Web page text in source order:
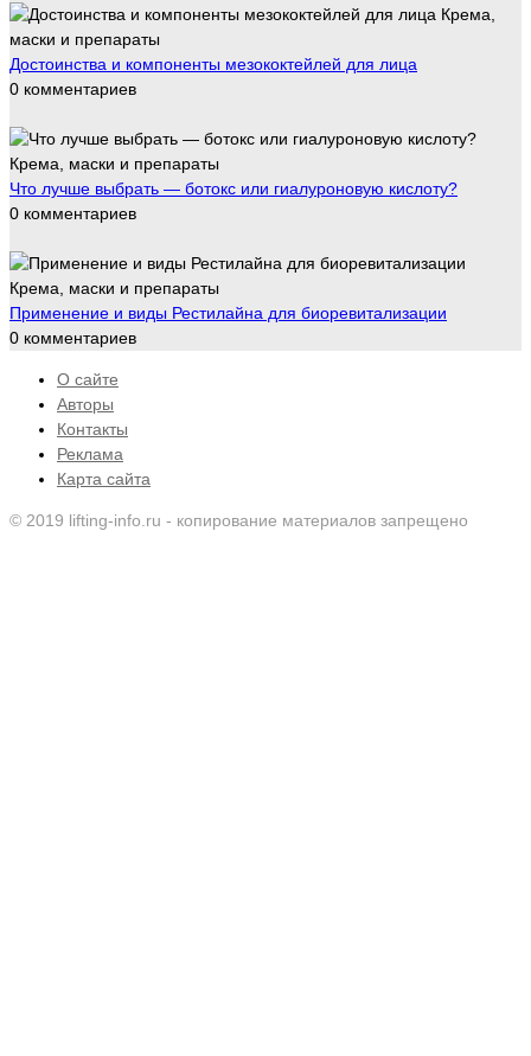
Крема,
маски и препараты
Достоинства и компоненты мезококтейлей для лица
0 комментариев
Крема, маски и препараты
Что лучше выбрать — ботокс или гиалуроновую кислоту?
0 комментариев
Крема, маски и препараты
Применение и виды Рестилайна для биоревитализации
0 комментариев
О сайте
Авторы
Контакты
Реклама
Карта сайта
© 2019 lifting-info.ru - копирование материалов запрещено